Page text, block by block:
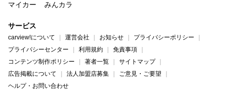
マイカー
みんカラ
サービス
carview!について 運営会社 お知らせ
プライバシーポリシー
プライバシーセンター
利用規約
免責事項
コンテンツ制作ポリシー
著者一覧
サイトマップ
広告掲載について
法人加盟店募集
ご意見・ご要望
ヘルプ・お問い合わせ